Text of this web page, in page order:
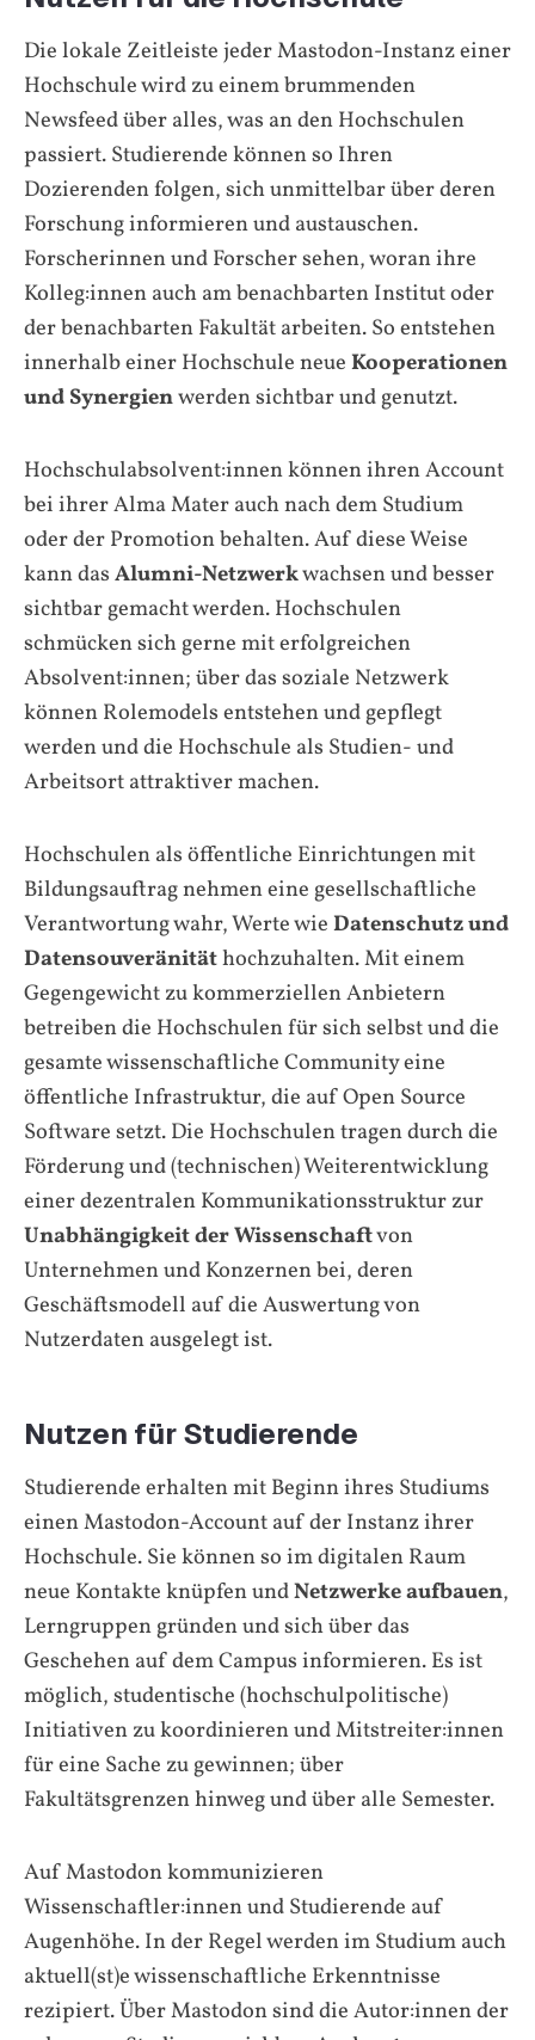
Die lokale Zeitleiste jeder Mastodon-Instanz einer
Hochschule wird zu einem brummenden
Newsfeed über alles, was an den Hochschulen
passiert. Studierende können so Ihren
Dozierenden folgen, sich unmittelbar über deren
Forschung informieren und austauschen.
Forscherinnen und Forscher sehen, woran ihre
Kolleg:innen auch am benachbarten Institut oder
der benachbarten Fakultät arbeiten. So entstehen
innerhalb einer Hochschule neueKooperationen
und Synergienwerden sichtbar und genutzt.
Hochschulabsolvent:innen können ihren Account
bei ihrerAlma Materauch nach dem Studium
oder der Promotion behalten. Auf diese Weise
kann dasAlumni-Netzwerkwachsen und besser
sichtbar gemacht werden. Hochschulen
schmücken sich gerne mit erfolgreichen
Absolvent:innen; über das soziale Netzwerk
können Rolemodels entstehen und gepflegt
werden und die Hochschule als Studien- und
Arbeitsort attraktiver machen.
Hochschulen als öffentliche Einrichtungen mit
Bildungsauftrag nehmen eine gesellschaftliche
Verantwortung wahr, Werte wieDatenschutz und
Datensouveränitäthochzuhalten. Mit einem
Gegengewicht zu kommerziellen Anbietern
betreiben die Hochschulen für sich selbst und die
gesamte wissenschaftliche Community eine
öffentliche Infrastruktur, die auf Open Source
Software setzt. Die Hochschulen tragen durch die
Förderung und (technischen) Weiterentwicklung
einer dezentralen Kommunikationsstruktur zur
Unabhängigkeit der Wissenschaftvon
Unternehmen und Konzernen bei, deren
Geschäftsmodell auf die Auswertung von
Nutzerdaten ausgelegt ist.
Nutzen für Studierende
Studierende erhalten mit Beginn ihres Studiums
einen Mastodon-Account auf der Instanz ihrer
Hochschule. Sie können so im digitalen Raum
neue Kontakte knüpfen undNetzwerke aufbauen,
Lerngruppen gründen und sich über das
Geschehen auf dem Campus informieren. Es ist
möglich, studentische (hochschulpolitische)
Initiativen zu koordinieren und Mitstreiter:innen
für eine Sache zu gewinnen; über
Fakultätsgrenzen hinweg und über alle Semester.
Auf Mastodon kommunizieren
Wissenschaftler:innen und Studierende auf
Augenhöhe. In der Regel werden im Studium auch
aktuell(st)e wissenschaftliche Erkenntnisse
rezipiert. Über Mastodon sind die Autor:innen der